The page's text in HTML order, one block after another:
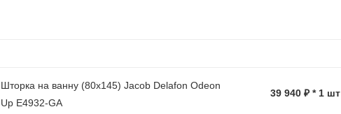
Шторка на ванну (80х145) Jacob Delafon Odeon
Up E4932-GA
39 940 ₽ * 1 шт